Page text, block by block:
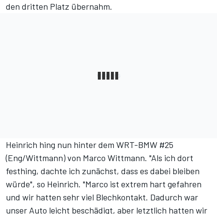
den dritten Platz übernahm.
Heinrich hing nun hinter dem WRT-BMW #25
(Eng/Wittmann) von Marco Wittmann. "Als ich dort
festhing, dachte ich zunächst, dass es dabei bleiben
würde", so Heinrich. "Marco ist extrem hart gefahren
und wir hatten sehr viel Blechkontakt. Dadurch war
unser Auto leicht beschädigt, aber letztlich hatten wir